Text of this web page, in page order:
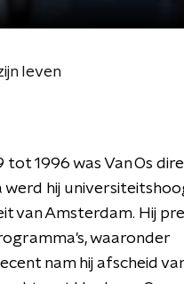
leven
tot 1996 was Van Os
werd hij
van Amsterdam. Hij
waaronder
nam hij afscheid